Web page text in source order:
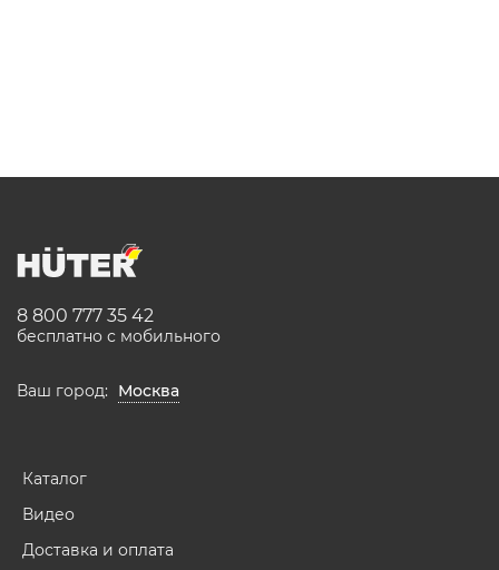
8 800 777 35 42
бесплатно с мобильного
Ваш город: Москва
Каталог
Видео
Доставка и оплата